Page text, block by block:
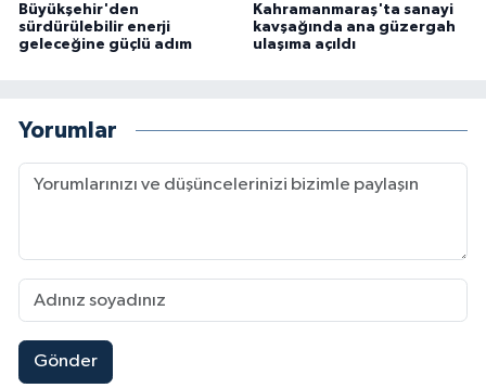
Büyükşehir'den
sürdürülebilir enerji
geleceğine güçlü adım
Kahramanmaraş'ta sanayi
kavşağında ana güzergah
ulaşıma açıldı
Yorumlar
Gönder